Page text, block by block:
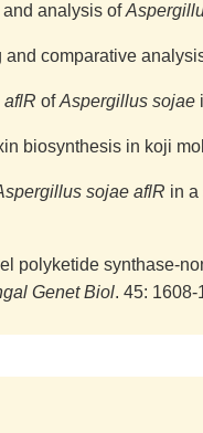
and analysis of
and comparative
aflR ofAspergillus sojae
biosynthesis in koji
sojae aflR in a
polyketide synthase-
Genet Biol. 45: 1608-